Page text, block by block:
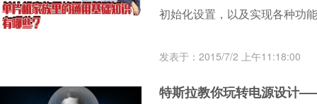
初始化设置，以及实现各种功
发表于：2015/7/2 上午11:18:00
特斯拉教你玩转电源设计